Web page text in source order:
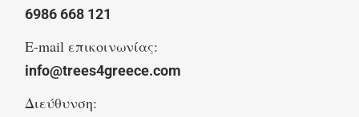
6986 668 121
E-mail επικοινωνίας:
info@trees4greece.com
Διεύθυνση: